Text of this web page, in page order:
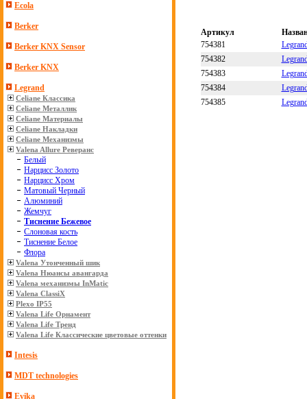
Ecola
Berker
Berker KNX Sensor
Berker KNX
Legrand
Celiane Классика
Celiane Металлик
Celiane Материалы
Celiane Накладки
Celiane Механизмы
Valena Allure Реверанс
Белый
Нарцисс Золото
Нарцисс Хром
Матовый Черный
Алюминий
Жемчуг
Тиснение Бежевое
Слоновая кость
Тиснение Белое
Флора
Valena Утонченный шик
Valena Нюансы авангарда
Valena механизмы InMatic
Valena ClassiX
Plexo IP55
Valena Life Орнамент
Valena Life Тренд
Valena Life Классические цветовые оттенки
Intesis
MDT technologies
Evika
Артикул
754381
754382
754383
754384
754385